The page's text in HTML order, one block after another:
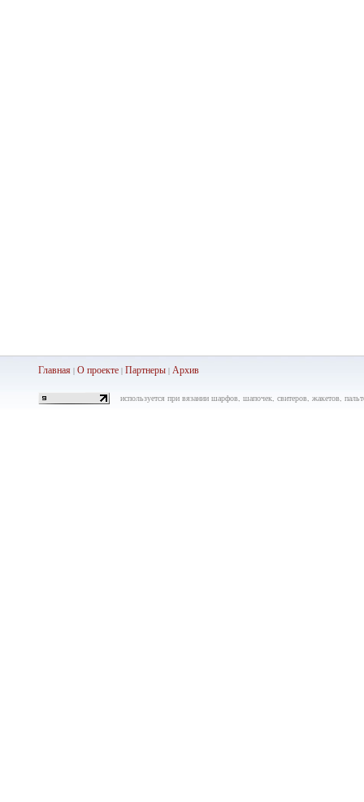
Главная| О проекте| Партнеры| Архив
используется при вязании шарфов, шапочек, свитеров, жакетов,